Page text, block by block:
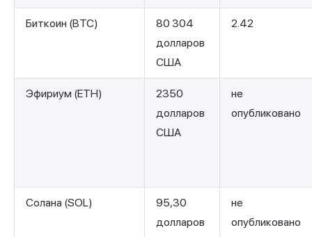
Биткоин (BTC)
80 304
долларов
США
2.42
Эфириум (ETH)
2350
долларов
США
не
опубликовано
Солана (SOL)
95,30
долларов
не
опубликовано